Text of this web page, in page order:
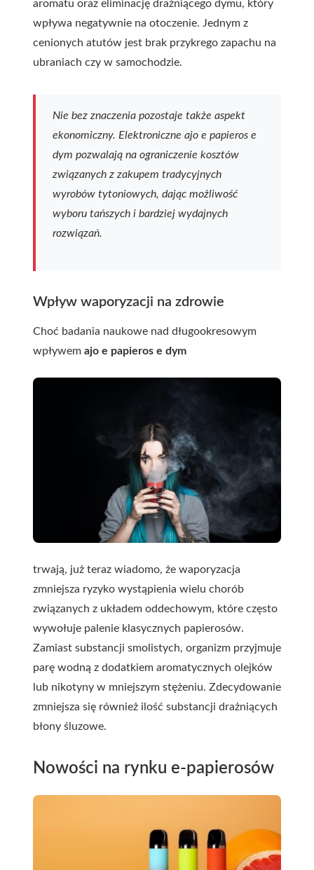
aromatu oraz eliminację drażniącego dymu, który
wpływa negatywnie na otoczenie. Jednym z
cenionych atutów jest brak przykrego zapachu na
ubraniach czy w samochodzie.
Nie bez znaczenia pozostaje także aspekt
ekonomiczny. Elektroniczne ajo e papieros e
dym pozwalają na ograniczenie kosztów
związanych z zakupem tradycyjnych
wyrobów tytoniowych, dając możliwość
wyboru tańszych i bardziej wydajnych
rozwiązań.
Wpływ waporyzacji na zdrowie
Choć badania naukowe nad długookresowym
wpływem ajo e papieros e dym
trwają, już teraz wiadomo, że waporyzacja
zmniejsza ryzyko wystąpienia wielu chorób
związanych z układem oddechowym, które często
wywołuje palenie klasycznych papierosów.
Zamiast substancji smolistych, organizm przyjmuje
parę wodną z dodatkiem aromatycznych olejków
lub nikotyny w mniejszym stężeniu. Zdecydowanie
zmniejsza się również ilość substancji drażniących
błony śluzowe.
Nowości na rynku e-papierosów